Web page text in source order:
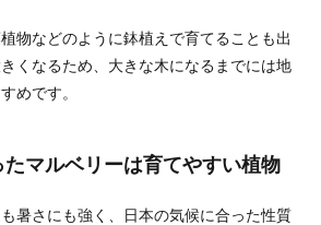
物などのように鉢植えで育てることも出
くなるため、大きな木になるまでには地
めです。
マルベリーは育てやすい植物
暑さにも強く、日本の気候に合った性質